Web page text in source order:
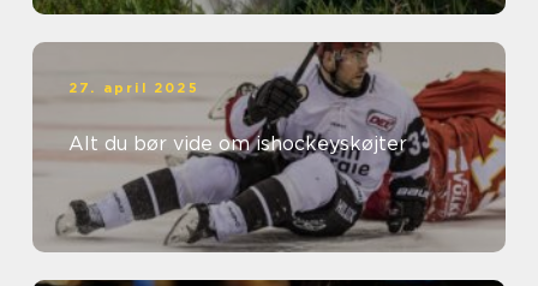
27. april 2025
Alt du bør vide om ishockeyskøjter